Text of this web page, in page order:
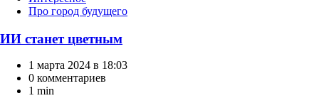
Про город будущего
ИИ станет цветным
1 марта 2024 в 18:03
0 комментариев
1 min